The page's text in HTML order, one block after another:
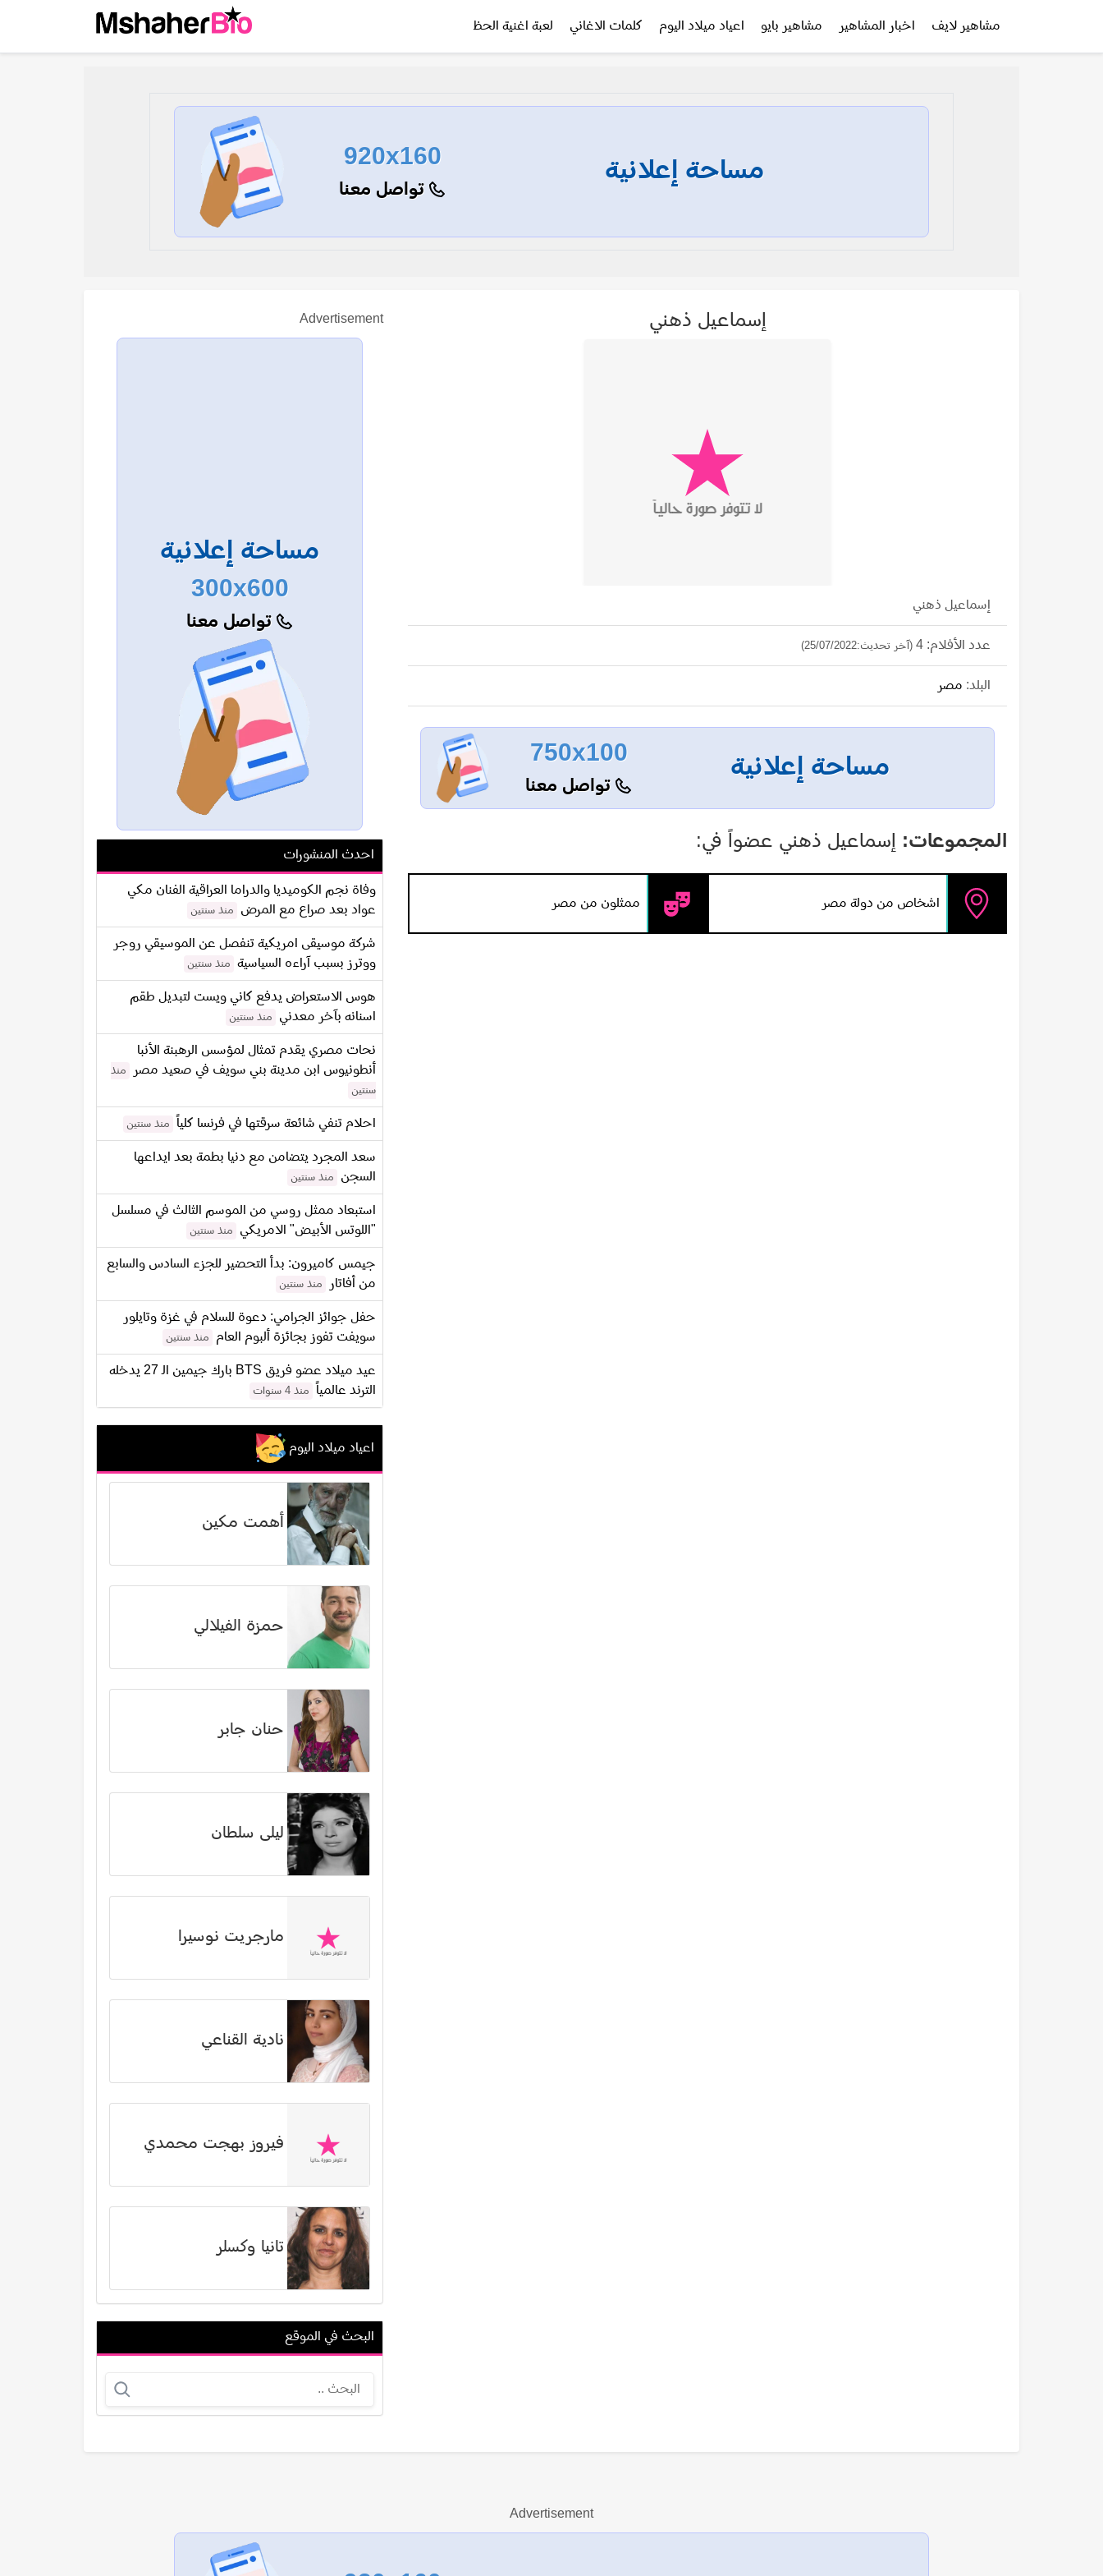
مشاهير لايف اخبار المشاهير مشاهير بايو اعياد ميلاد اليوم كلمات الاغاني لعبة اغنية الحظ
مساحة إعلانية
920x160
تواصل معنا
إسماعيل ذهني
إسماعيل ذهني
عدد الأفلام: 4 (آخر تحديث:25/07/2022)
البلد: مصر
مساحة إعلانية
750x100
تواصل معنا
المجموعات: إسماعيل ذهني عضواً في:
اشخاص من دولة مصر ممثلون من مصر
Advertisement
مساحة إعلانية
300x600
تواصل معنا
احدث المنشورات
وفاة نجم الكوميديا والدراما العراقية الفنان مكي
عواد بعد صراع مع المرض
منذ سنتين
شركة موسيقى امريكية تنفصل عن الموسيقي روجر
ووترز بسبب آراءه السياسية
منذ سنتين
هوس الاستعراض يدفع كاني ويست لتبديل طقم
اسنانه بآخر معدني
منذ سنتين
نحات مصري يقدم تمثال لمؤسس الرهبنة الأنبا
أنطونيوس ابن مدينة بني سويف في صعيد مصر
منذ
سنتين
احلام تنفي شائعة سرقتها في فرنسا كلياً منذ سنتين
سعد المجرد يتضامن مع دنيا بطمة بعد ايداعها
السجن
منذ سنتين
استبعاد ممثل روسي من الموسم الثالث في مسلسل
"اللوتس الأبيض" الامريكي
منذ سنتين
جيمس كاميرون: بدأ التحضير للجزء السادس والسابع
من أفاتار
منذ سنتين
حفل جوائز الجرامي: دعوة للسلام في غزة وتايلور
سويفت تفوز بجائزة ألبوم العام
منذ سنتين
عيد ميلاد عضو فريق BTS بارك جيمين الـ 27 يدخله
الترند عالمياً
منذ 4 سنوات
اعياد ميلاد اليوم
أهمت مكين
حمزة الفيلالي
حنان جابر
ليلى سلطان
مارجريت نوسيرا
نادية القناعي
فيروز بهجت محمدي
تانيا وكسلر
مطاوع عويس
عرض الكل
البحث في الموقع
Advertisement